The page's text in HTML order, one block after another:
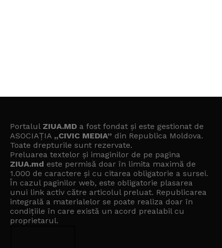
Portalul ZIUA.MD a fost fondat și este gestionat de
ASOCIAȚIA „CIVIC MEDIA” din Republica Moldova.
Toate drepturile sunt rezervate.
Preluarea textelor și imaginilor de pe pagina
ZIUA.md este permisă doar în limita maximă de
1.000 de caractere și cu citarea obligatorie a sursei.
În cazul paginilor web, este obligatorie plasarea
unui link activ către articolul preluat. Republicarea
integrală a materialelor se poate realiza doar în
condițiile în care există un acord prealabil cu
proprietarul.